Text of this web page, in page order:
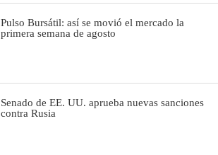
Pulso Bursátil: así se movió el mercado la
primera semana de agosto
Senado de EE. UU. aprueba nuevas sanciones
contra Rusia